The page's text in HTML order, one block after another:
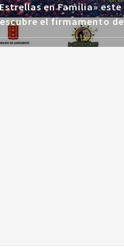
en Familia»
el firmamento